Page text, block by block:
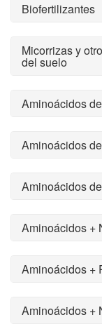
Biofertilizantes
Micorrizas y
del suelo
Aminoácidos
Aminoácidos
Aminoácidos
Aminoácidos +
Aminoácidos +
Aminoácidos +